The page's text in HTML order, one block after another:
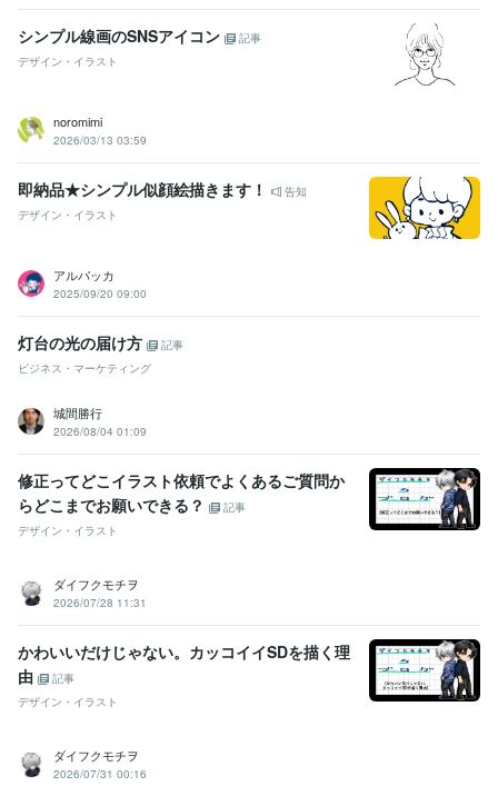
シンプル線画のSNSアイコン
記事
デザイン・イラスト
noromimi
2026/03/13 03:59
即納品★シンプル似顔絵描きます！
告知
デザイン・イラスト
アルパッカ
2025/09/20 09:00
灯台の光の届け方
記事
ビジネス・マーケティング
城間勝行
2026/08/04 01:09
修正ってどこイラスト依頼でよくあるご質問か
らどこまでお願いできる？
記事
デザイン・イラスト
ダイフクモチヲ
2026/07/28 11:31
かわいいだけじゃない。カッコイイSDを描く理
由
記事
デザイン・イラスト
ダイフクモチヲ
2026/07/31 00:16